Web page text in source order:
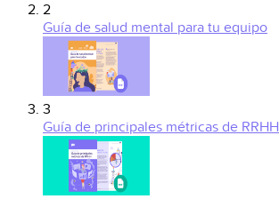
2
Guía de salud mental para tu equipo
3
Guía de principales métricas de RRHH